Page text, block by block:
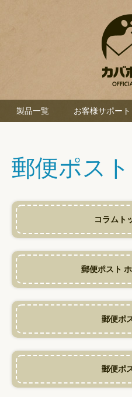
製品一覧 お客様サポート
郵便ポス
コラムト
郵便ポスト
郵便ポ
郵便ポ